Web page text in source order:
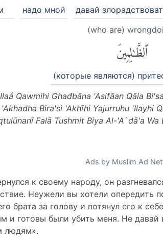
давай
надо мной
(who are)
ٱلظَّٰلِمِينَ
(которые являются)
Qawmihi Ghađbāna 'Asifāan Qāla
Bira'si 'Akhīhi Yajurruhu 'Ilayhi
Falā Tushmit Biya Al-'A`dā'a
Ads by Muslim Ad
к своему народу, он
Неужели вы хотели опередить
брата за голову и потянул его к
и готовы были убить меня. Не давай
людям».